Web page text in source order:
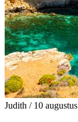
Judith /10